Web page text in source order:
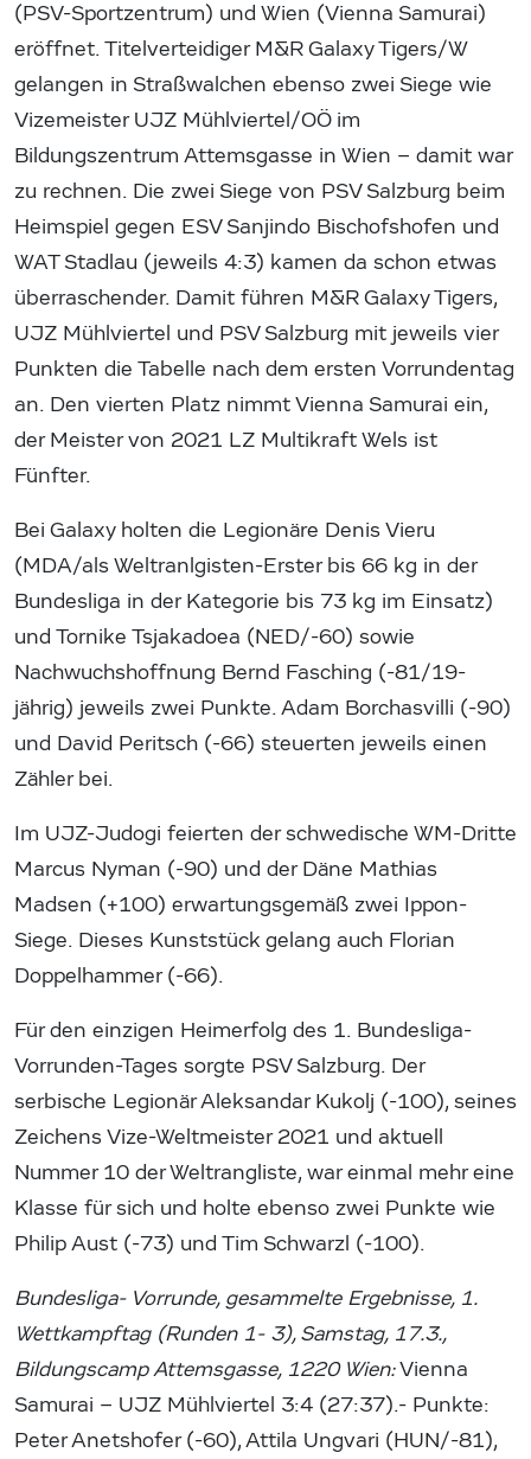
(PSV-Sportzentrum) und Wien (Vienna Samurai)
eröffnet. Titelverteidiger M&R Galaxy Tigers/W
gelangen in Straßwalchen ebenso zwei Siege wie
Vizemeister UJZ Mühlviertel/OÖ im
Bildungszentrum Attemsgasse in Wien – damit war
zu rechnen. Die zwei Siege von PSV Salzburg beim
Heimspiel gegen ESV Sanjindo Bischofshofen und
WAT Stadlau (jeweils 4:3) kamen da schon etwas
überraschender. Damit führen M&R Galaxy Tigers,
UJZ Mühlviertel und PSV Salzburg mit jeweils vier
Punkten die Tabelle nach dem ersten Vorrundentag
an. Den vierten Platz nimmt Vienna Samurai ein,
der Meister von 2021 LZ Multikraft Wels ist
Fünfter.
Bei Galaxy holten die Legionäre Denis Vieru
(MDA/als Weltranlgisten-Erster bis 66 kg in der
Bundesliga in der Kategorie bis 73 kg im Einsatz)
und Tornike Tsjakadoea (NED/-60) sowie
Nachwuchshoffnung Bernd Fasching (-81/19-
jährig) jeweils zwei Punkte. Adam Borchasvilli (-90)
und David Peritsch (-66) steuerten jeweils einen
Zähler bei.
Im UJZ-Judogi feierten der schwedische WM-Dritte
Marcus Nyman (-90) und der Däne Mathias
Madsen (+100) erwartungsgemäß zwei Ippon-
Siege. Dieses Kunststück gelang auch Florian
Doppelhammer (-66).
Für den einzigen Heimerfolg des 1. Bundesliga-
Vorrunden-Tages sorgte PSV Salzburg. Der
serbische Legionär Aleksandar Kukolj (-100), seines
Zeichens Vize-Weltmeister 2021 und aktuell
Nummer 10 der Weltrangliste, war einmal mehr eine
Klasse für sich und holte ebenso zwei Punkte wie
Philip Aust (-73) und Tim Schwarzl (-100).
Bundesliga- Vorrunde, gesammelte Ergebnisse, 1.
Wettkampftag (Runden 1- 3), Samstag, 17.3.,
Bildungscamp Attemsgasse, 1220 Wien:Vienna
Samurai – UJZ Mühlviertel 3:4 (27:37).- Punkte:
Peter Anetshofer (-60), Attila Ungvari (HUN/-81),